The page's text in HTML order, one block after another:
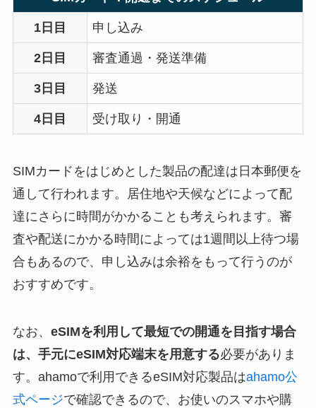
1日目 申し込み
2日目 審査通過・発送準備
3日目 発送
4日目 受け取り・開通
SIMカードをはじめとした製品の配達は日本郵便を
通して行われます。居住地や天候などによって配
達にさらに時間がかかることも考えられます。審
査や配送にかかる時間によっては1週間以上待つ場
合もあるので、申し込みは余裕をもって行うのが
おすすめです。
なお、 eSIMを利用して最短での開通を目指す場合
は、手元にeSIM対応端末を用意する必要がありま
す。ahamoで利用できるeSIM対応製品はahamo公
式ページで確認できるので、お使いのスマホや購